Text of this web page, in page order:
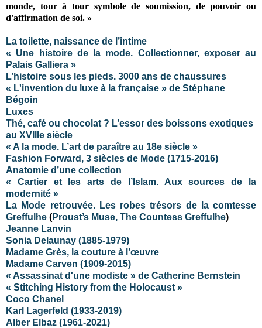
monde, tour à tour symbole de soumission, de pouvoir ou
d'affirmation de soi. »
La toilette, naissance de l’intime
« Une histoire de la mode. Collectionner, exposer au
Palais Galliera »
L’histoire sous les pieds. 3000 ans de chaussures
« L'invention du luxe à la française » de Stéphane
Bégoin
Luxes
Thé, café ou chocolat ? L’essor des boissons exotiques
au XVIIIe siècle
« A la mode. L’art de paraître au 18e siècle »
Fashion Forward, 3 siècles de Mode (1715-2016)
Anatomie d’une collection
« Cartier et les arts de l’Islam. Aux sources de la
modernité »
La Mode retrouvée. Les robes trésors de la comtesse
Greffulhe (Proust’s Muse, The Countess Greffulhe)
Jeanne Lanvin
Sonia Delaunay (1885-1979)
Madame Grès, la couture à l’œuvre
Madame Carven (1909-2015)
« Assassinat d'une modiste » de Catherine Bernstein
« Stitching History from the Holocaust »
Coco Chanel
Karl Lagerfeld (1933-2019)
Alber Elbaz (1961-2021)